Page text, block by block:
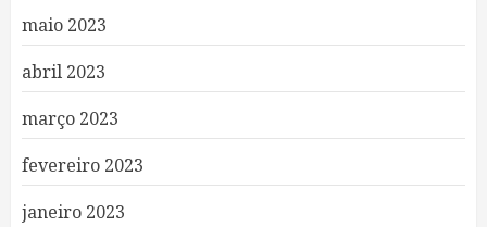
maio 2023
abril 2023
março 2023
fevereiro 2023
janeiro 2023